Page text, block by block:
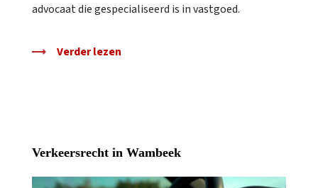
advocaat die gespecialiseerd is in vastgoed.
Verder lezen
Verkeersrecht in Wambeek